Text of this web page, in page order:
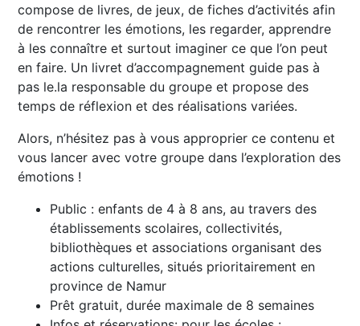
compose de livres, de jeux, de fiches d’activités afin
de rencontrer les émotions, les regarder, apprendre
à les connaître et surtout imaginer ce que l’on peut
en faire. Un livret d’accompagnement guide pas à
pas le.la responsable du groupe et propose des
temps de réflexion et des réalisations variées.
Alors, n’hésitez pas à vous approprier ce contenu et
vous lancer avec votre groupe dans l’exploration des
émotions !
Public : enfants de 4 à 8 ans, au travers des
établissements scolaires, collectivités,
bibliothèques et associations organisant des
actions culturelles, situés prioritairement en
province de Namur
Prêt gratuit, durée maximale de 8 semaines